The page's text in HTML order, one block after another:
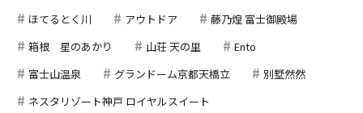
ほてるとく川
アウトドア
藤乃煌 富士御殿場
箱根 星のあかり
山荘 天の里
Ento
富士山温泉
グランドーム京都天橋立
別墅然然
ネスタリゾート神戸 ロイヤルスイート